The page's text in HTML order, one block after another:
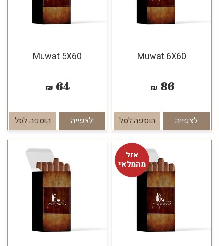
Muwat 6X60
86
₪
לצפייה הוספה לסל
Muwat 5X60
64
₪
לצפייה הוספה לסל
אזל
מהמלאי